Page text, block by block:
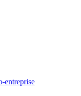
entreprise